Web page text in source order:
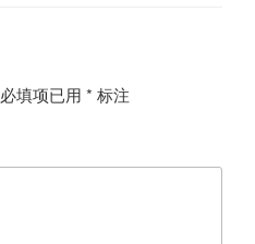
必填项已用 * 标注